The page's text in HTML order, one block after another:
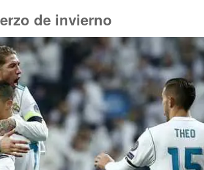
de invierno